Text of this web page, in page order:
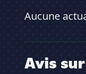
Aucune
Avis